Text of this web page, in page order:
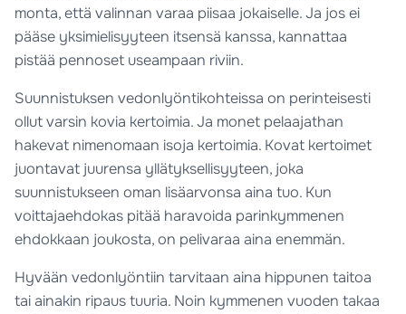
monta, että valinnan varaa piisaa jokaiselle. Ja jos ei
pääse yksimielisyyteen itsensä kanssa, kannattaa
pistää pennoset useampaan riviin.
Suunnistuksen vedonlyöntikohteissa on perinteisesti
ollut varsin kovia kertoimia. Ja monet pelaajathan
hakevat nimenomaan isoja kertoimia. Kovat kertoimet
juontavat juurensa yllätyksellisyyteen, joka
suunnistukseen oman lisäarvonsa aina tuo. Kun
voittajaehdokas pitää haravoida parinkymmenen
ehdokkaan joukosta, on pelivaraa aina enemmän.
Hyvään vedonlyöntiin tarvitaan aina hippunen taitoa
tai ainakin ripaus tuuria. Noin kymmenen vuoden takaa